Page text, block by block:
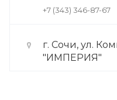
+7 (343) 346-87-67
г. Сочи, ул.
"ИМПЕРИЯ"